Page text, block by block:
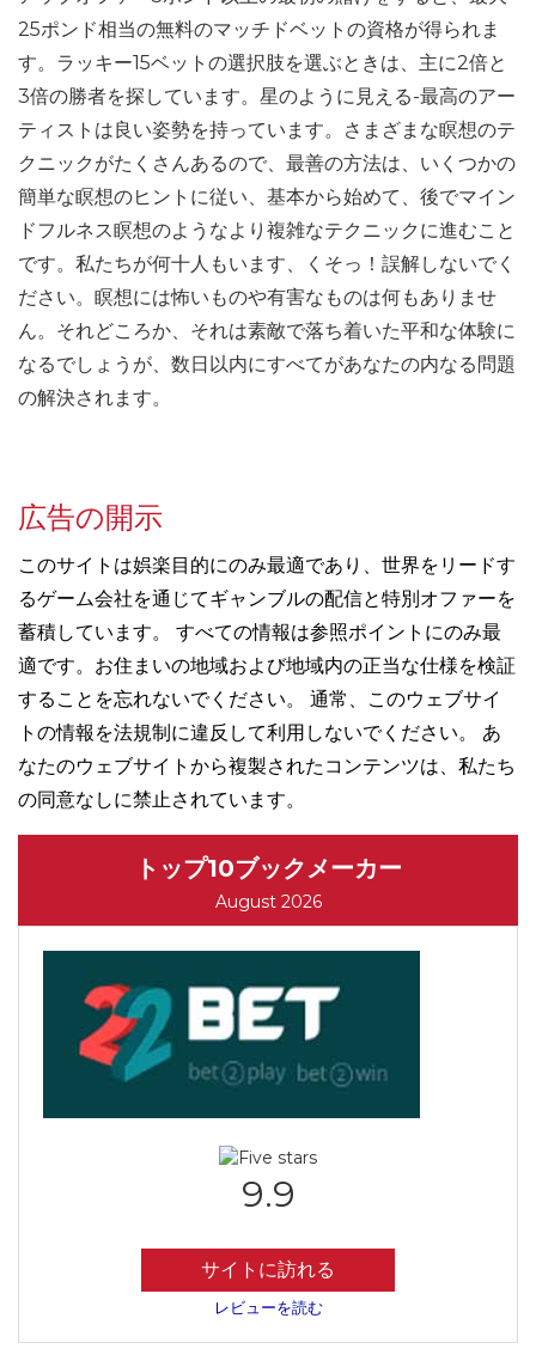
25ポンド相当の無料のマッチドベットの資格が得られま
す。ラッキー15ベットの選択肢を選ぶときは、主に2倍と
3倍の勝者を探しています。星のように見える-最高のアー
ティストは良い姿勢を持っています。さまざまな瞑想のテ
クニックがたくさんあるので、最善の方法は、いくつかの
簡単な瞑想のヒントに従い、基本から始めて、後でマイン
ドフルネス瞑想のようなより複雑なテクニックに進むこと
です。私たちが何十人もいます、くそっ！誤解しないでく
ださい。瞑想には怖いものや有害なものは何もありませ
ん。それどころか、それは素敵で落ち着いた平和な体験に
なるでしょうが、数日以内にすべてがあなたの内なる問題
の解決されます。
広告の開示
このサイトは娯楽目的にのみ最適であり、世界をリードす
るゲーム会社を通じてギャンブルの配信と特別オファーを
蓄積しています。 すべての情報は参照ポイントにのみ最
適です。お住まいの地域および地域内の正当な仕様を検証
することを忘れないでください。 通常、このウェブサイ
トの情報を法規制に違反して利用しないでください。 あ
なたのウェブサイトから複製されたコンテンツは、私たち
の同意なしに禁止されています。
トップ10ブックメーカー
August 2026
9.9
サイトに訪れる
レビューを読む